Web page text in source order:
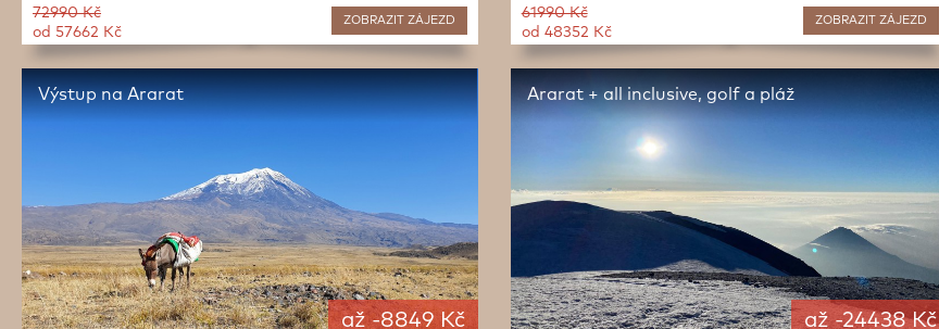
ZOBRAZIT ZÁJEZD
72990 Kč
od 57662 Kč
ZOBRAZITZÁJEZD
61990 Kč
od 48352 Kč
až -8849 Kč
Výstup na Ararat
až -24438 Kč
Ararat + all inclusive, golf a pláž